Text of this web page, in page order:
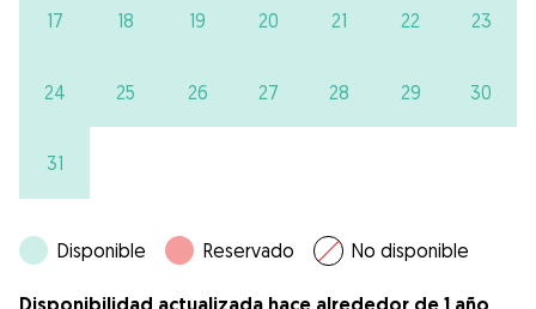
17 18 19 20 21 22 23
24 25 26 27 28 29 30
31
Disponible Reservado No disponible